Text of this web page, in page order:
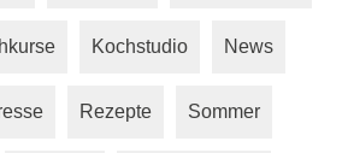
Kochstudio News
Rezepte Sommer